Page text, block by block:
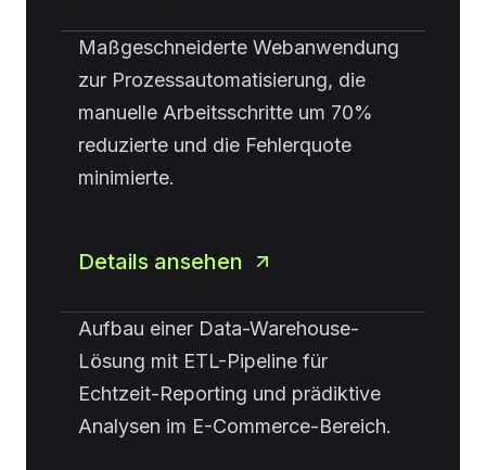
Maßgeschneiderte Webanwendung
zur Prozessautomatisierung, die
manuelle Arbeitsschritte um 70%
reduzierte und die Fehlerquote
minimierte.
Details ansehen
Aufbau einer Data-Warehouse-
Lösung mit ETL-Pipeline für
Echtzeit-Reporting und prädiktive
Analysen im E-Commerce-Bereich.